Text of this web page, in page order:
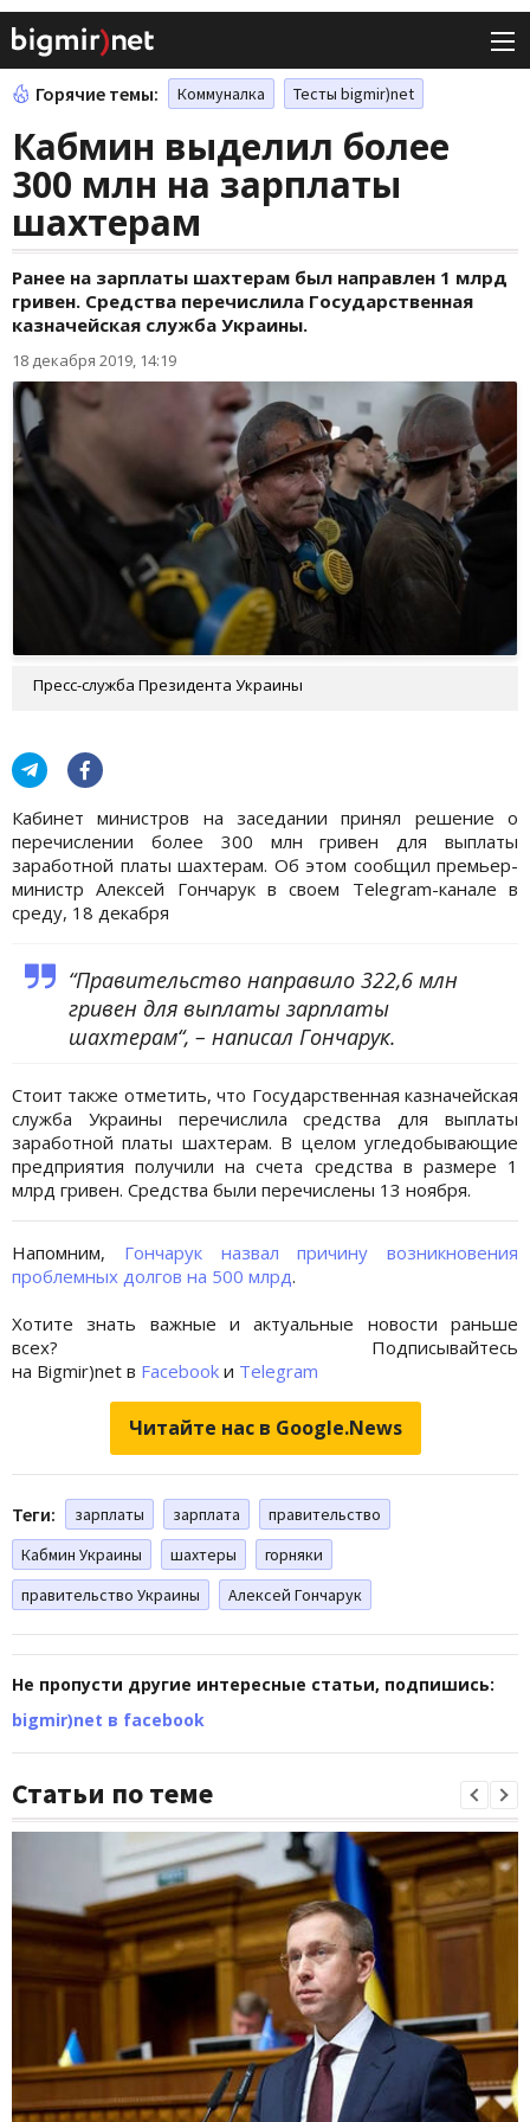
Горячие темы: Коммуналка Тесты bigmir)net
Кабмин выделил более
300 млн на зарплаты
шахтерам
Ранее на зарплаты шахтерам был направлен 1 млрд
гривен. Средства перечислила Государственная
казначейская служба Украины.
18 декабря 2019, 14:19
Пресс-служба Президента Украины
Кабинет министров на заседании принял решение о
перечислении более 300 млн гривен для выплаты
заработной платы шахтерам. Об этом сообщил премьер-
министр Алексей Гончарук в своем Telegram-канале в
среду, 18 декабря
“Правительство направило 322,6 млн
гривен для выплаты зарплаты
шахтерам“, – написал Гончарук.
Стоит также отметить, что Государственная казначейская
служба Украины перечислила средства для выплаты
заработной платы шахтерам. В целом угледобывающие
предприятия получили на счета средства в размере 1
млрд гривен. Средства были перечислены 13 ноября.
Напомним, Гончарук назвал причину возникновения
проблемных долгов на 500 млрд.
Хотите знать важные и актуальные новости раньше
всех? Подписывайтесь
на Bigmir)net в Facebook и Telegram
Читайте нас в Google.News
Теги: зарплаты зарплата
правительство
Кабмин Украины
шахтеры
горняки
правительство Украины
Алексей Гончарук
Не пропусти другие интересные статьи, подпишись:
bigmir)net в facebook
Статьи по теме